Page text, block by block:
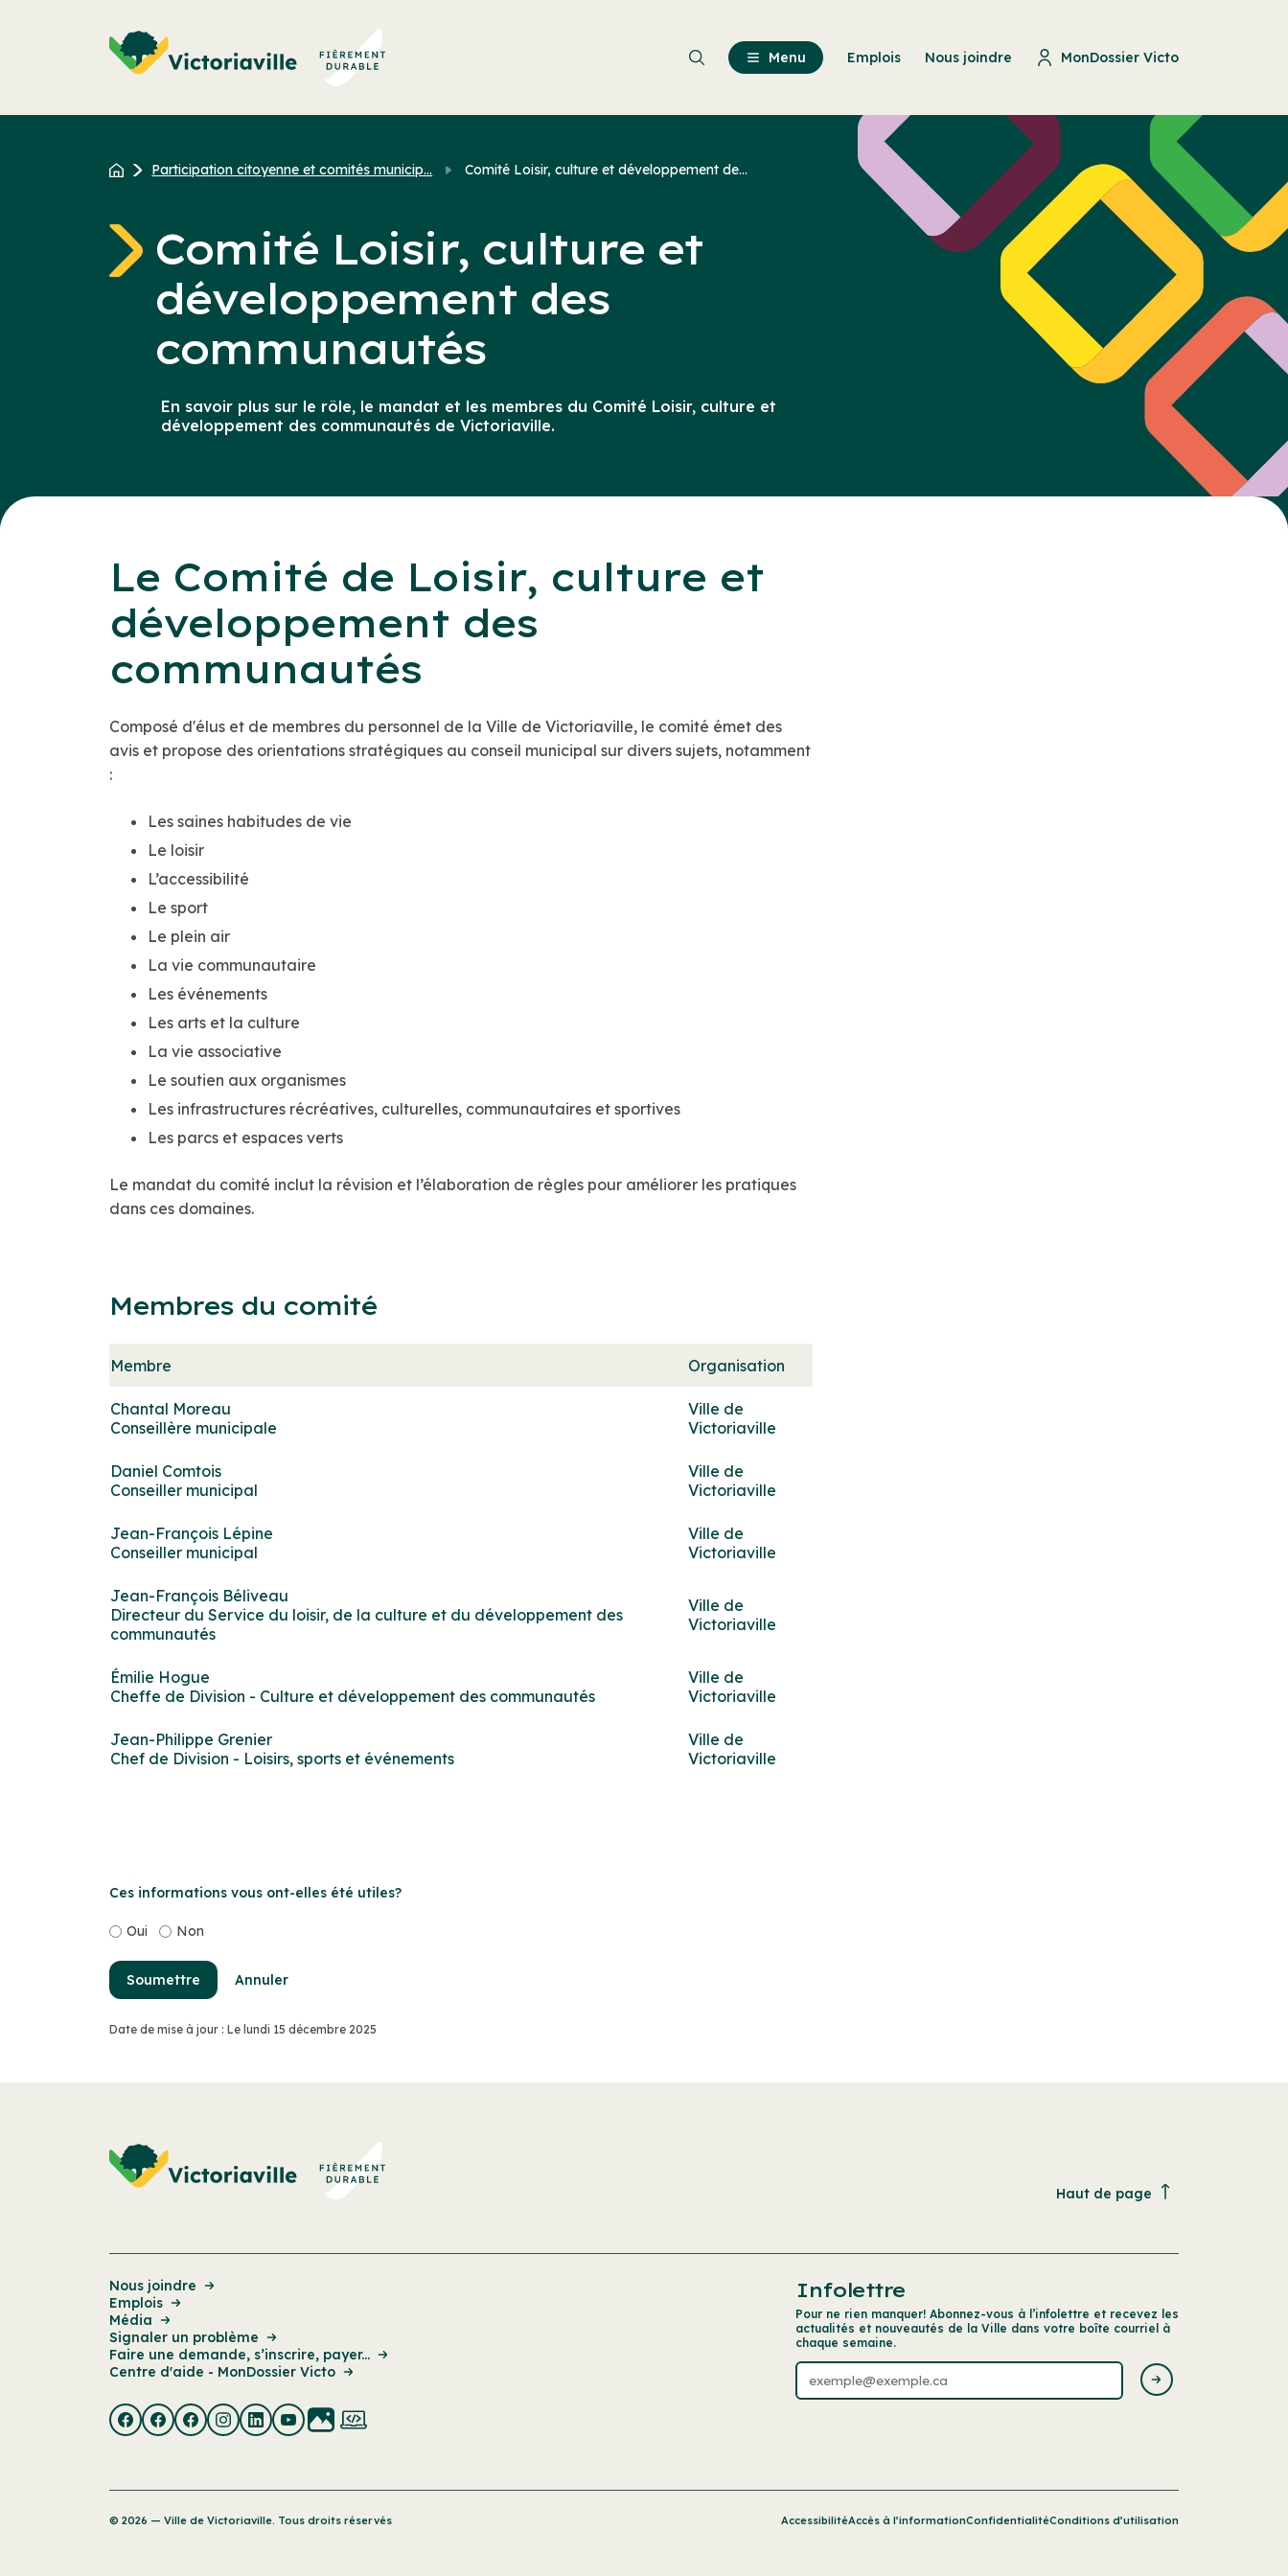
contenu
principal
Menu Emplois Nous joindre MonDossier Victo
Participation citoyenne et comités municip... Comité Loisir, culture et développement de...
Comité Loisir, culture et
développement des
communautés
En savoir plus sur le rôle, le mandat et les membres du Comité Loisir, culture et
développement des communautés de Victoriaville.
Le Comité de Loisir, culture et
développement des
communautés
Composé d'élus et de membres du personnel de la Ville de Victoriaville, le comité émet des
avis et propose des orientations stratégiques au conseil municipal sur divers sujets, notamment
:
Les saines habitudes de vie
Le loisir
L’accessibilité
Le sport
Le plein air
La vie communautaire
Les événements
Les arts et la culture
La vie associative
Le soutien aux organismes
Les infrastructures récréatives, culturelles, communautaires et sportives
Les parcs et espaces verts
Le mandat du comité inclut la révision et l’élaboration de règles pour améliorer les pratiques
dans ces domaines.
Membres du comité
Membre Organisation
Chantal Moreau
Conseillère municipale
Ville de
Victoriaville
Daniel Comtois
Conseiller municipal
Ville de
Victoriaville
Jean-François Lépine
Conseiller municipal
Ville de
Victoriaville
Jean-François Béliveau
Directeur du Service du loisir, de la culture et du développement des
communautés
Ville de
Victoriaville
Émilie Hogue
Cheffe de Division - Culture et développement des communautés
Ville de
Victoriaville
Jean-Philippe Grenier
Chef de Division - Loisirs, sports et événements
Ville de
Victoriaville
Ces informations vous ont-elles été utiles?
Oui Non
Soumettre Annuler
Date de mise à jour : Le lundi 15 décembre 2025
Haut de page
Nous joindre
Emplois
Média
Signaler un problème
Faire une demande, s’inscrire, payer...
Centre d'aide - MonDossier Victo
Infolettre
Pour ne rien manquer! Abonnez-vous à l’infolettre et recevez les
actualités et nouveautés de la Ville dans votre boîte courriel à
chaque semaine.
© 2026 — Ville de Victoriaville. Tous droits réservés AccessibilitéAccès à l’informationConfidentialitéConditions d’utilisation